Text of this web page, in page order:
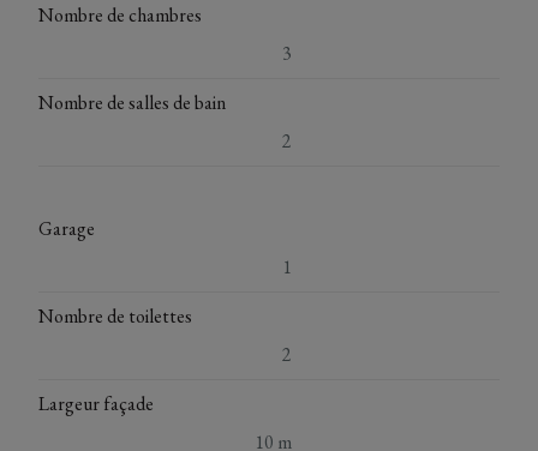
Nombre de chambres
3
Nombre de salles de bain
2
Garage
1
Nombre de toilettes
2
Largeur façade
10 m